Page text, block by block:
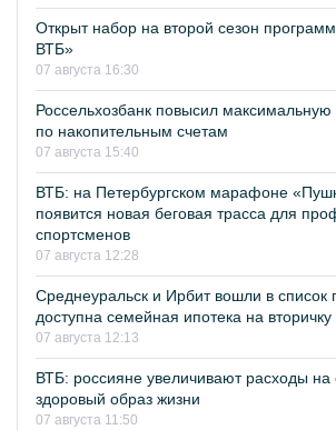
Открыт набор на второй сезон
ВТБ»
07 августа 16:30
Россельхозбанк повысил максимальную
по накопительным счетам
07 августа 15:40
ВТБ: на Петербургском марафоне
появится новая беговая трасса для
спортсменов
07 августа 12:28
Среднеуральск и Ирбит вошли в список
доступна семейная ипотека на вторичку
07 августа 12:13
ВТБ: россияне увеличивают расходы на
здоровый образ жизни
07 августа 11:50